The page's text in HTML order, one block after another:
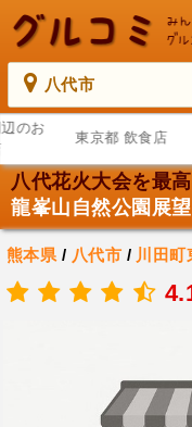
八代市
のお
東京都 飲食店
八代花火大会を最
龍峯山自然公園展
熊本県 / 八代市 / 川田町